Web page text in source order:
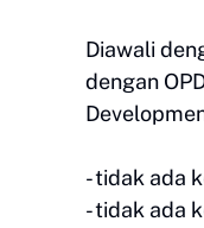
Diawali
dengan
- tidak ada
- tidak ada